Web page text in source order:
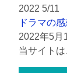
2022 5/11
ドラマの感
2022年5月
当サイト